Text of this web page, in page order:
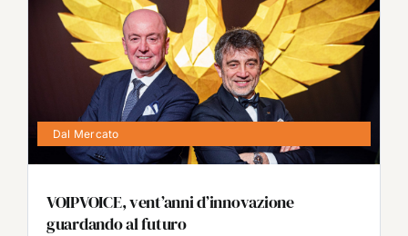
Dal Mercato
VOIPVOICE, vent’anni d’innovazione
guardando al futuro